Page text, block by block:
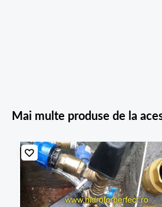
Mai multe produse de la